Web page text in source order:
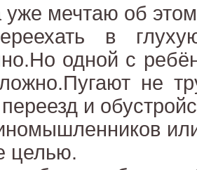
уже мечтаю об
в
одной с
не
и
целью.